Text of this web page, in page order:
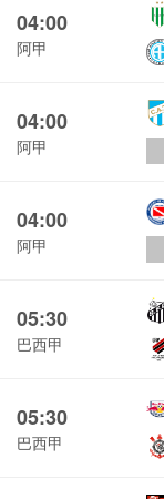
04:00
阿甲
04:00
阿甲
04:00
阿甲
05:30
巴西甲
05:30
巴西甲